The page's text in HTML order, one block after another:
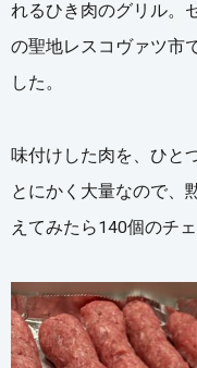
れるひき肉のグリル。
の聖地レスコヴァツ市
した。
味付けした肉を、ひと
とにかく大量なので、
えてみたら140個のチ